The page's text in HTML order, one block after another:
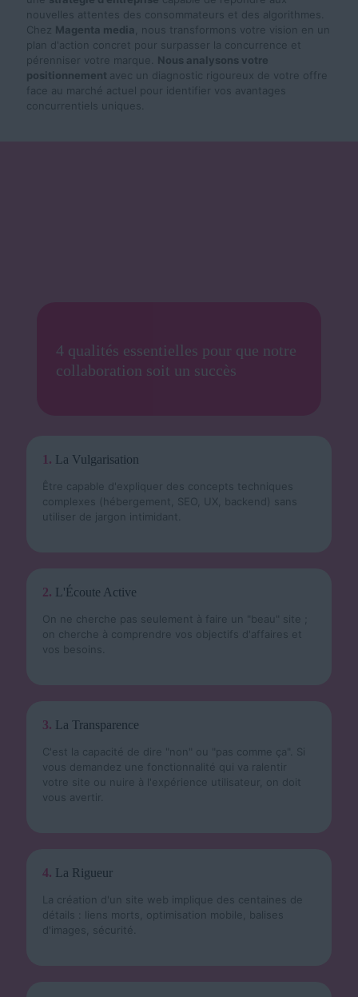
nouvelles attentes des consommateurs et des algorithmes.
Chez Magenta media
, nous transformons votre vision en un
plan d'action concret pour surpasser la concurrence et
pérenniser votre marque. Nous analysons votre
positionnement avec un diagnostic rigoureux de votre offre
face au marché actuel pour identifier vos avantages
concurrentiels uniques.
4 qualités essentielles pour que notre
collaboration soit un succès
1. La Vulgarisation
Être capable d'expliquer des concepts techniques
complexes (hébergement, SEO, UX, backend) sans
utiliser de jargon intimidant.
2. L'Écoute Active
On ne cherche pas seulement à faire un "beau" site ;
on cherche à comprendre vos objectifs d'affaires et
vos besoins.
3. La Transparence
C'est la capacité de dire "non" ou "pas comme ça". Si
vous demandez une fonctionnalité qui va ralentir
votre site ou nuire à l'expérience utilisateur, on doit
vous avertir.
4. La Rigueur
La création d'un site web implique des centaines de
détails : liens morts, optimisation mobile, balises
d'images, sécurité.